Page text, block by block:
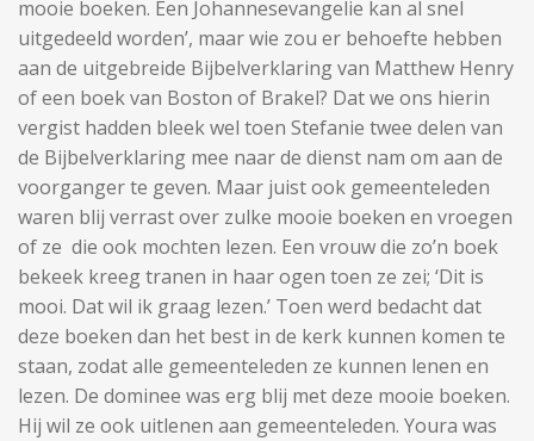
mooie boeken. Een Johannesevangelie kan al snel
uitgedeeld worden’, maar wie zou er behoefte hebben
aan de uitgebreide Bijbelverklaring van Matthew Henry
of een boek van Boston of Brakel? Dat we ons hierin
vergist hadden bleek wel toen Stefanie twee delen van
de Bijbelverklaring mee naar de dienst nam om aan de
voorganger te geven. Maar juist ook gemeenteleden
waren blij verrast over zulke mooie boeken en vroegen
of ze die ook mochten lezen. Een vrouw die zo’n boek
bekeek kreeg tranen in haar ogen toen ze zei; ‘Dit is
mooi. Dat wil ik graag lezen.’ Toen werd bedacht dat
deze boeken dan het best in de kerk kunnen komen te
staan, zodat alle gemeenteleden ze kunnen lenen en
lezen. De dominee was erg blij met deze mooie boeken.
Hij wil ze ook uitlenen aan gemeenteleden. Youra was